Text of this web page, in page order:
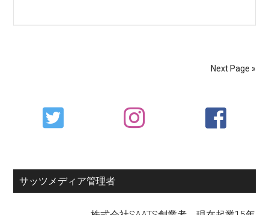
プ
ビ
の
Next Page »
Primary
Sidebar
サッツメディア管理者